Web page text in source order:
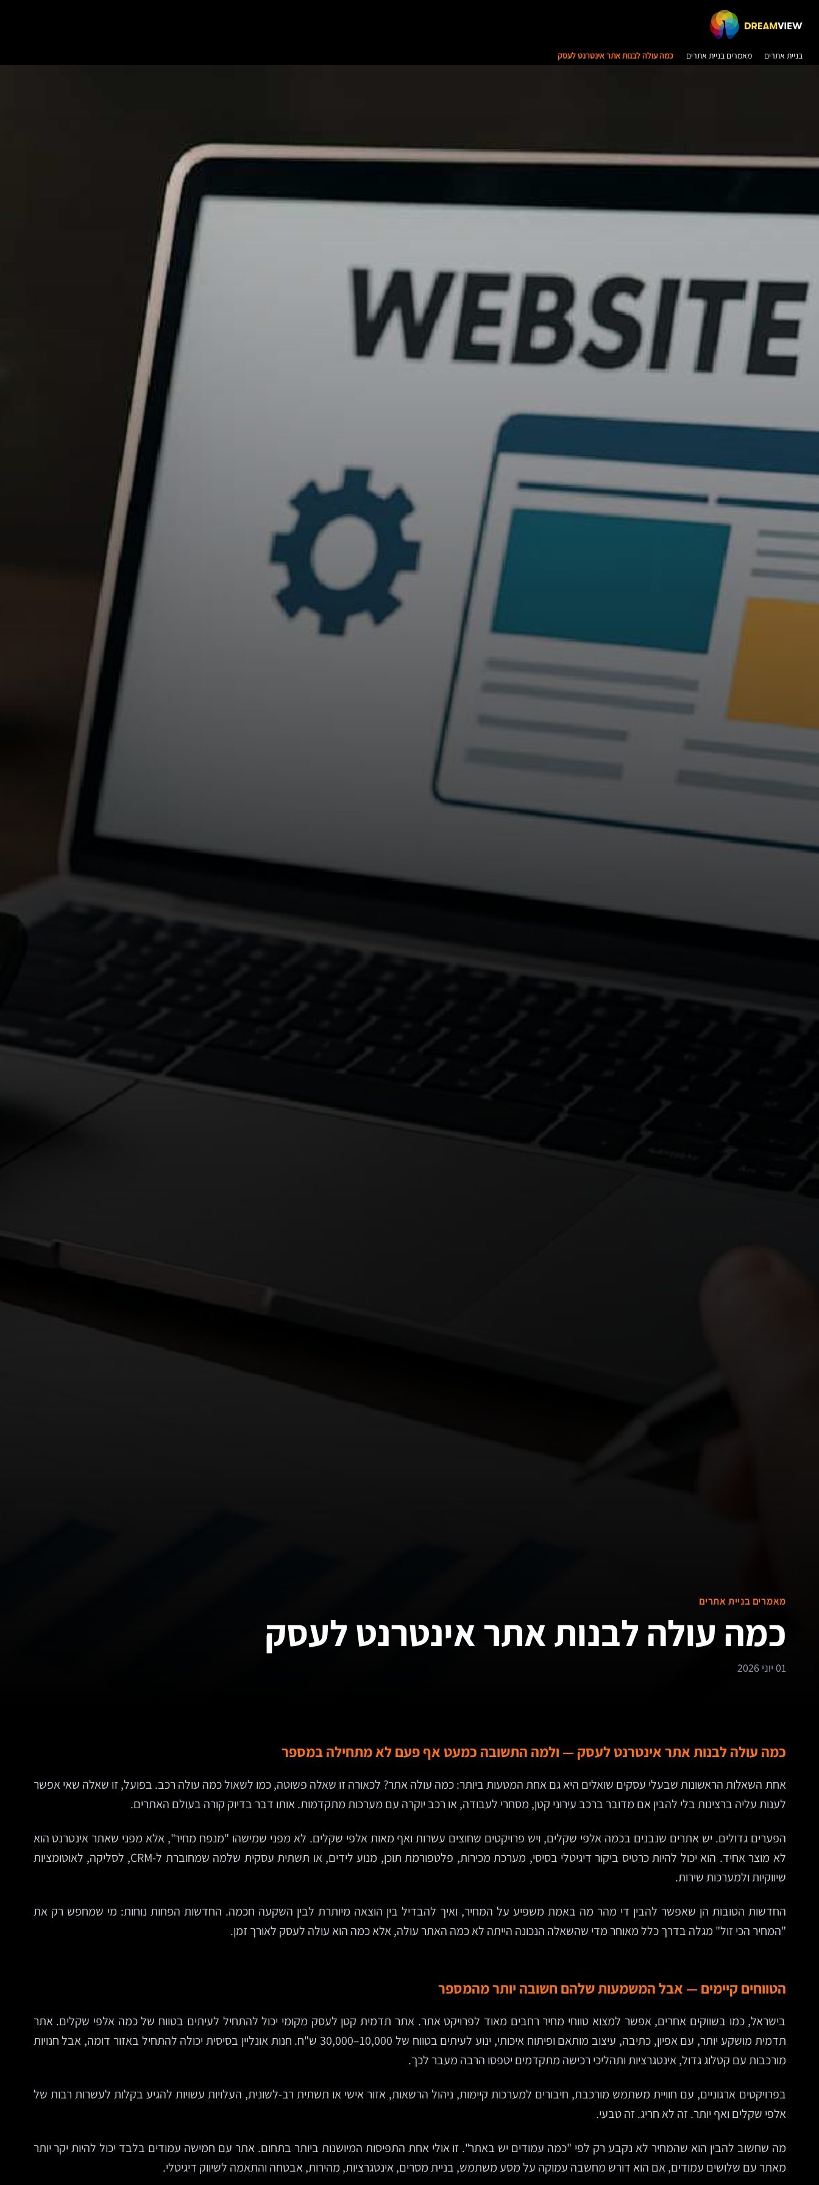
בניית אתרים מאמרים בניית אתרים כמה עולה לבנות אתר אינטרנט לעסק
מאמרים בניית אתרים
כמה עולה לבנות אתר אינטרנט לעסק
01 יוני 2026
כמה עולה לבנות אתר אינטרנט לעסק — ולמה התשובה כמעט אף פעם לא מתחילה במספר
אחת השאלות הראשונות שבעלי עסקים שואלים היא גם אחת המטעות ביותר: כמה עולה אתר? לכאורה זו שאלה פשוטה, כמו לשאול כמה עולה רכב. בפועל, זו שאלה שאי אפשר
לענות עליה ברצינות בלי להבין אם מדובר ברכב עירוני קטן, מסחרי לעבודה, או רכב יוקרה עם מערכות מתקדמות. אותו דבר בדיוק קורה בעולם האתרים.
הפערים גדולים. יש אתרים שנבנים בכמה אלפי שקלים, ויש פרויקטים שחוצים עשרות ואף מאות אלפי שקלים. לא מפני שמישהו "מנפח מחיר", אלא מפני שאתר אינטרנט הוא
לא מוצר אחיד. הוא יכול להיות כרטיס ביקור דיגיטלי בסיסי, מערכת מכירות, פלטפורמת תוכן, מנוע לידים, או תשתית עסקית שלמה שמחוברת ל-CRM, לסליקה, לאוטומציות
שיווקיות ולמערכות שירות.
החדשות הטובות הן שאפשר להבין די מהר מה באמת משפיע על המחיר, ואיך להבדיל בין הוצאה מיותרת לבין השקעה חכמה. החדשות הפחות נוחות: מי שמחפש רק את
"המחיר הכי זול" מגלה בדרך כלל מאוחר מדי שהשאלה הנכונה הייתה לא כמה האתר עולה, אלא כמה הוא עולה לעסק לאורך זמן.
הטווחים קיימים — אבל המשמעות שלהם חשובה יותר מהמספר
בישראל, כמו בשווקים אחרים, אפשר למצוא טווחי מחיר רחבים מאוד לפרויקט אתר. אתר תדמית קטן לעסק מקומי יכול להתחיל לעיתים בטווח של כמה אלפי שקלים. אתר
תדמית מושקע יותר, עם אפיון, כתיבה, עיצוב מותאם ופיתוח איכותי, ינוע לעיתים בטווח של 10,000–30,000 ש"ח. חנות אונליין בסיסית יכולה להתחיל באזור דומה, אבל חנויות
מורכבות עם קטלוג גדול, אינטגרציות ותהליכי רכישה מתקדמים יטפסו הרבה מעבר לכך.
בפרויקטים ארגוניים, עם חוויית משתמש מורכבת, חיבורים למערכות קיימות, ניהול הרשאות, אזור אישי או תשתית רב-לשונית, העלויות עשויות להגיע בקלות לעשרות רבות של
אלפי שקלים ואף יותר. זה לא חריג. זה טבעי.
מה שחשוב להבין הוא שהמחיר לא נקבע רק לפי "כמה עמודים יש באתר". זו אולי אחת התפיסות המיושנות ביותר בתחום. אתר עם חמישה עמודים בלבד יכול להיות יקר יותר
מאתר עם שלושים עמודים, אם הוא דורש מחשבה עמוקה על מסע משתמש, בניית מסרים, אינטגרציות, מהירות, אבטחה והתאמה לשיווק דיגיטלי.